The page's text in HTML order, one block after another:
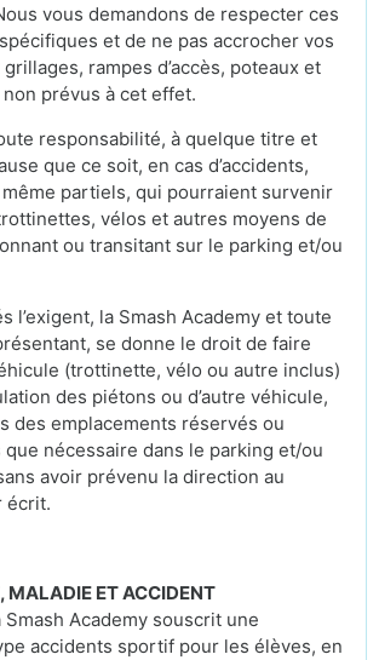
vous demandons de respecter ces
et de ne pas accrocher vos
rampes d’accès, poteaux et
prévus à cet effet.
responsabilité, à quelque titre et
que ce soit, en cas d’accidents,
partiels, qui pourraient survenir
vélos et autres moyens de
ou transitant sur le parking et/ou
l’exigent, la Smash Academy et toute
se donne le droit de faire
(trottinette, vélo ou autre inclus)
des piétons ou d’autre véhicule,
des emplacements réservés ou
nécessaire dans le parking et/ou
avoir prévenu la direction au
écrit.
MALADIE ET ACCIDENT
Academy souscrit une
accidents sportif pour les élèves, en